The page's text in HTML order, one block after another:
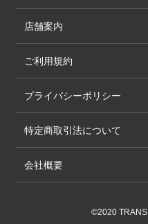
店舗案内
ご利用規約
プライバシーポリシー
特定商取引法について
会社概要
©2020 TRANS